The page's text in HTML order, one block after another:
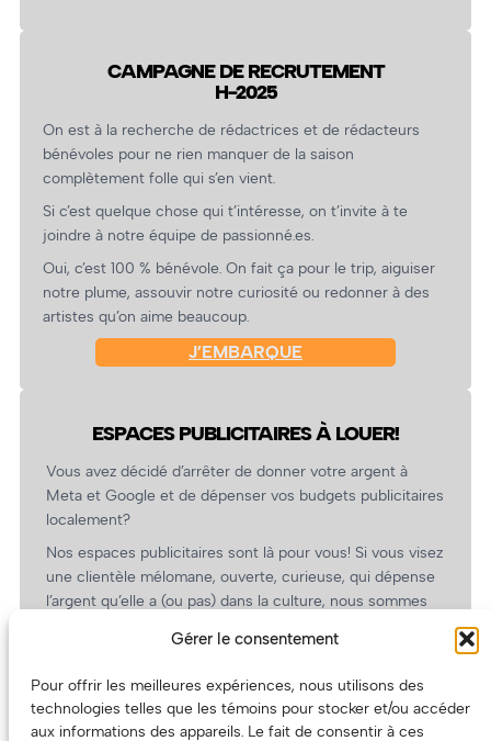
Gérer le consentement
Pour offrir les meilleures expériences, nous utilisons des
technologies telles que les témoins pour stocker et/ou accéder
aux informations des appareils. Le fait de consentir à ces
CAMPAGNE DE RECRUTEMENT
H-2025
On est à la recherche de rédactrices et de rédacteurs
bénévoles pour ne rien manquer de la saison
complètement folle qui s’en vient.
Si c’est quelque chose qui t’intéresse, on t’invite à te
joindre à notre équipe de passionné.es.
Oui, c’est 100 % bénévole. On fait ça pour le trip, aiguiser
notre plume, assouvir notre curiosité ou redonner à des
artistes qu’on aime beaucoup.
J’EMBARQUE
ESPACES PUBLICITAIRES À LOUER!
Vous avez décidé d’arrêter de donner votre argent à
Meta et Google et de dépenser vos budgets publicitaires
localement?
Nos espaces publicitaires sont là pour vous! Si vous visez
une clientèle mélomane, ouverte, curieuse, qui dépense
l’argent qu’elle a (ou pas) dans la culture, nous sommes
revient.
(Oui, on va avoir des tarifs spéciaux pour vous, les